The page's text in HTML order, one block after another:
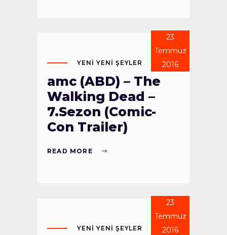
23
Temmuz
2016
YENI YENI ŞEYLER
amc (ABD) – The
Walking Dead –
7.Sezon (Comic-
Con Trailer)
READ MORE
23
Temmuz
2016
YENI YENI ŞEYLER